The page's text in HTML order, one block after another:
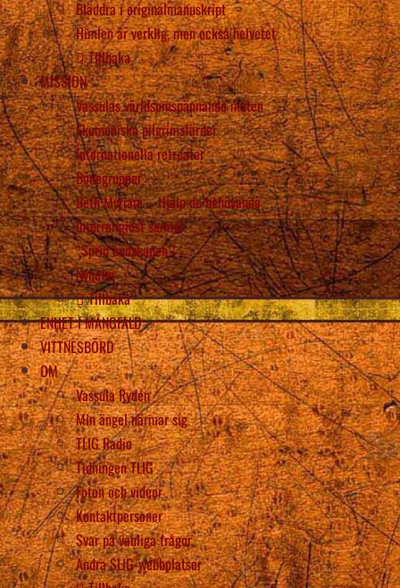
Bläddra i originalmanuskript
Himlen är verklig, men också helvetet
Tillbaka
MISSION
Vassulas världsomspännande möten
Ekumeniska pilgrimsfärder
Internationella retreater
Bönegrupper
Beth Myriam – Hjälp de behövande
Interreligiöst samtal
“Sprid budskapen”!
Nyheter
Tillbaka
ENHET I MÅNGFALD
VITTNESBÖRD
OM
Vassula Rydén
Min ängel närmar sig
TLIG Radio
Tidningen TLIG
Foton och videor
Kontaktpersoner
Svar på vanliga frågor
Andra SLIG-webbplatser